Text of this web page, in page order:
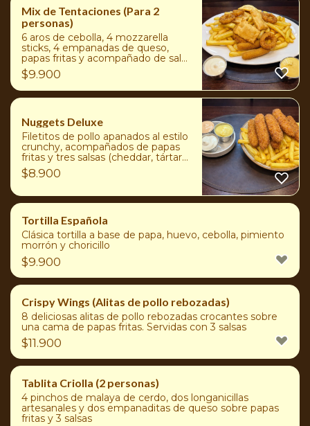
Mix de Tentaciones (Para 2
personas)
6 aros de cebolla, 4 mozzarella
sticks, 4 empanadas de queso,
papas fritas y acompañado de salsa
tártara y de ajo
$9.900
Nuggets Deluxe
Filetitos de pollo apanados al estilo
crunchy, acompañados de papas
fritas y tres salsas (cheddar, tártara
y hot)
$8.900
Tortilla Española
Clásica tortilla a base de papa, huevo, cebolla, pimiento
morrón y choricillo
$9.900
Crispy Wings (Alitas de pollo rebozadas)
8 deliciosas alitas de pollo rebozadas crocantes sobre
una cama de papas fritas. Servidas con 3 salsas
$11.900
Tablita Criolla (2 personas)
4 pinchos de malaya de cerdo, dos longanicillas
artesanales y dos empanaditas de queso sobre papas
fritas y 3 salsas